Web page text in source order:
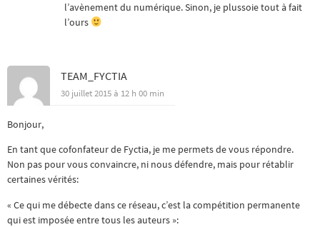
l’avènement du numérique. Sinon, je plussoie tout à fait
l’ours
TEAM_FYCTIA
30 juillet 2015 à 12 h 00 min
Bonjour,
En tant que cofonfateur de Fyctia, je me permets de vous répondre.
Non pas pour vous convaincre, ni nous défendre, mais pour rétablir
certaines vérités:
« Ce qui me débecte dans ce réseau, c’est la compétition permanente
qui est imposée entre tous les auteurs »: